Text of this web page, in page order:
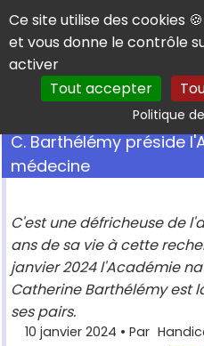
Panneau de gestion des
Ce site utilise des cookies 🍪
et vous donne le contrôle
activer
Tout accepter
Politique
C. Barthélémy préside
médecine
C'est une défricheuse de
ans de sa vie à cette
janvier 2024 l'Académie
Catherine Barthélémy est
ses pairs.
10 janvier 2024 • Par